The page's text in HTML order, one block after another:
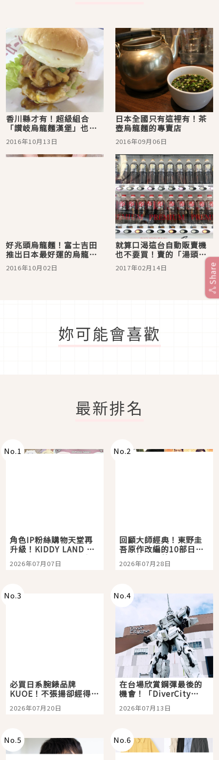
香川縣才有！超級組合
「讃岐烏龍麵漢堡」也太
驚人！
2016年10月13日
日本全國只有這裡有！茶
壺烏龍麵的專賣店
2016年09月06日
好兆頭烏龍麵！富士吉田
推出日本最好運的烏龍
麵！
2016年10月02日
就算口渴這台自動販賣機
也不要買！賣的「湯頭」
拿來煮烏龍麵超美味！
2017年02月14日
妳可能會喜歡
最新排名
No.1
角色IP粉絲購物天堂再
升級！KIDDY LAND 原
宿店吉伊卡哇迎客，新
開幕 OMOKADO 店3分
2026年07月07日
No.2
回顧大師經典！東野圭
吾原作改編的10部日本
影視作品推薦
2026年07月28日
No.3
必買日系腕錶品牌
KUOE！不張揚卻經得起
時間洗鍊的經典之作五
選
2026年07月20日
No.4
在台場欣賞鋼彈最後的
機會！「DiverCity
Tokyo Plaza」搭船、
購物、美食及夜景，一
2026年07月13日
No.5 No.6
Share